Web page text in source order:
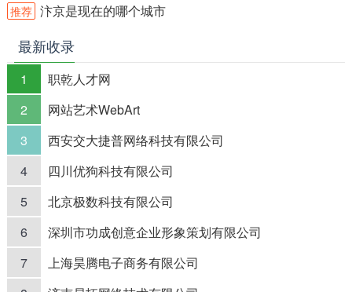
推荐 汴京是现在的哪个城市
最新收录
1
职乾人才网
2
网站艺术WebArt
3
西安交大捷普网络科技有限公司
4
四川优狗科技有限公司
5
北京极数科技有限公司
6
深圳市功成创意企业形象策划有限公司
7
上海昊腾电子商务有限公司